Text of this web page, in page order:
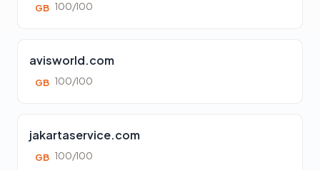
GB 100/100
avisworld.com
GB 100/100
jakartaservice.com
GB 100/100